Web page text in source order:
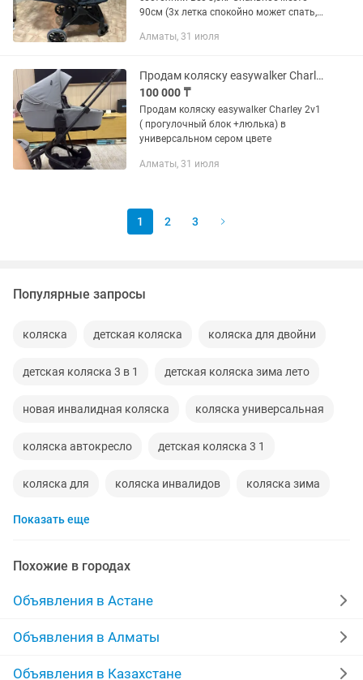
90см (3х летка спокойно может спать,
Коляска с рождения, так как спинка
Алматы, 31 июля
Продам коляску easywalker Charley
100 000 ₸
Продам коляску easywalker Charley 2v1
( прогулочный блок +люлька) в
универсальном сером цвете
Алматы, 31 июля
1 2 3
Популярные запросы
коляска детская коляска коляска для двойни
детская коляска 3 в 1 детская коляска зима лето
новая инвалидная коляска коляска универсальная
коляска автокресло детская коляска 3 1
коляска для коляска инвалидов коляска зима
двойня коляска
коляска автолюлька
инволидная коляска
коляска сумка коляска рождения
Показать еще
Похожие в городах
Объявления в Астане
Объявления в Алматы
Объявления в Казахстане